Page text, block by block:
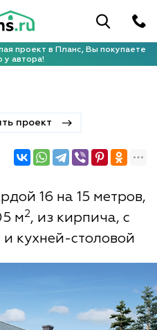
проект в Планс, Вы покупаете
у автора!
проект
16 на 15 метров,
м2, из кирпича, с
и кухней-столовой